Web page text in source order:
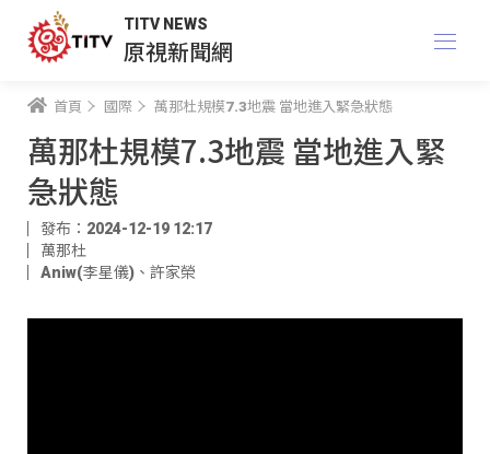
TITV NEWS
原視新聞網
首頁 國際 萬那杜規模7.3地震 當地進入緊急狀態
萬那杜規模7.3地震 當地進入緊
急狀態
發布：2024-12-19 12:17
萬那杜
Aniw(李星儀) 、 許家榮